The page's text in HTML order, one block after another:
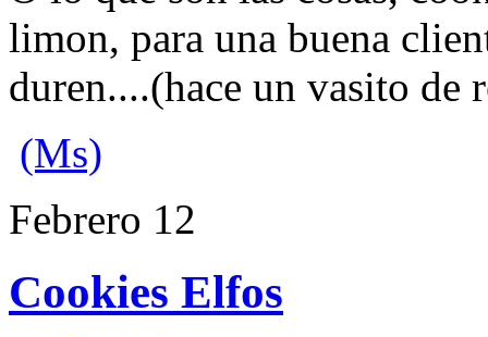
limon, para una buena
duren....(hace un vasito de
(Ms)
Febrero 12
Cookies Elfos